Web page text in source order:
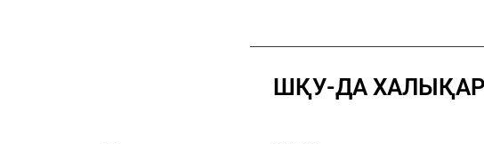
ШҚУ-ДА